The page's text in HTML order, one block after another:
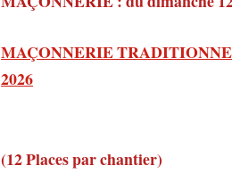
MAÇONNERIE
2026
(12 Places par chantier)